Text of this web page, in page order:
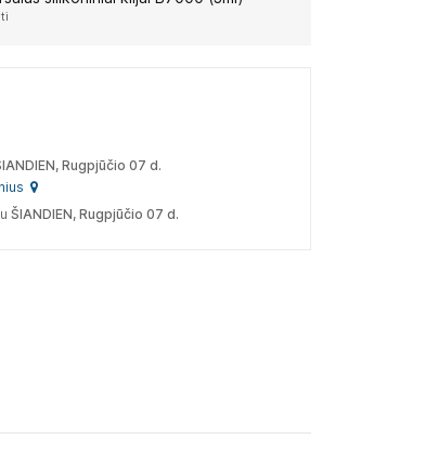
Rugpjūčio 07 d.
ŠIANDIEN, Rugpjūčio 07 d.